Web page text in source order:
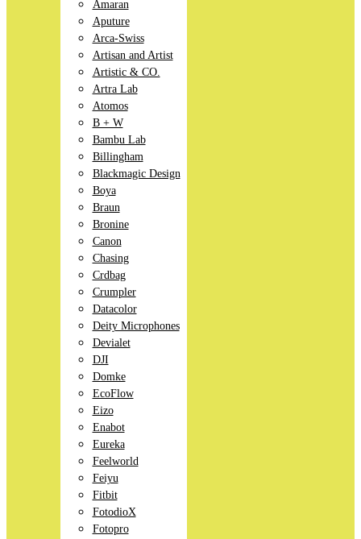
Amaran
Aputure
Arca-Swiss
Artisan and Artist
Artistic & CO.
Artra Lab
Atomos
B + W
Bambu Lab
Billingham
Blackmagic Design
Boya
Braun
Bronine
Canon
Chasing
Crdbag
Crumpler
Datacolor
Deity Microphones
Devialet
DJI
Domke
EcoFlow
Eizo
Enabot
Eureka
Feelworld
Feiyu
Fitbit
FotodioX
Fotopro